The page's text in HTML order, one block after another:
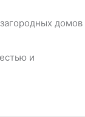
домов
и